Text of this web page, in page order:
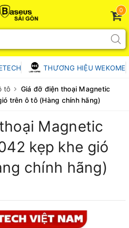
0
THƯƠNG HIỆU WEKOME
tô
Giá đỡ điện thoại Magnetic
trên ô tô (Hàng chính hãng)
Magnetic
kẹp khe gió
chính hãng)